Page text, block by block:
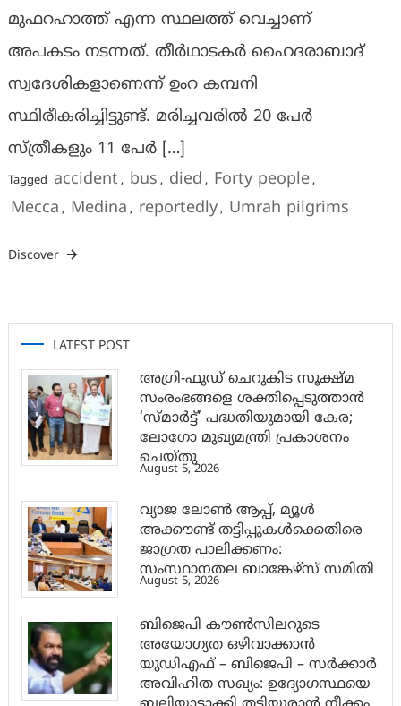
മുഫറഹാത്ത് എന്ന സ്ഥലത്ത് വെച്ചാണ്
അപകടം നടന്നത്. തീര്‍ഥാടകര്‍ ഹൈദരാബാദ്
സ്വദേശികളാണെന്ന് ഉംറ കമ്പനി
സ്ഥിരീകരിച്ചിട്ടുണ്ട്. മരിച്ചവരിൽ 20 പേർ
സ്ത്രീകളും 11 പേർ […]
Tagged accident , bus , died , Forty people,
Mecca , Medina , reportedly, Umrah pilgrims
Discover
LATEST POST
അഗ്രി-ഫുഡ് ചെറുകിട സൂക്ഷ്മ
സംരംഭങ്ങളെ ശക്തിപ്പെടുത്താന്‍
‘സ്മാര്‍ട്ട്’ പദ്ധതിയുമായി കേര;
ലോഗോ മുഖ്യമന്ത്രി പ്രകാശനം
ചെയ്തു
August 5, 2026
വ്യാജ ലോൺ ആപ്പ്, മ്യൂൾ
അക്കൗണ്ട് തട്ടിപ്പുകൾക്കെതിരെ
ജാ​ഗ്രത പാലിക്കണം:
സംസ്ഥാനതല ബാങ്കേഴ്സ് സമിതി
August 5, 2026
ബിജെപി കൗൺസിലറുടെ
അയോഗ്യത ഒഴിവാക്കാൻ
യുഡിഎഫ് – ബിജെപി – സർക്കാർ
അവിഹിത സഖ്യം: ഉദ്യോഗസ്ഥയെ